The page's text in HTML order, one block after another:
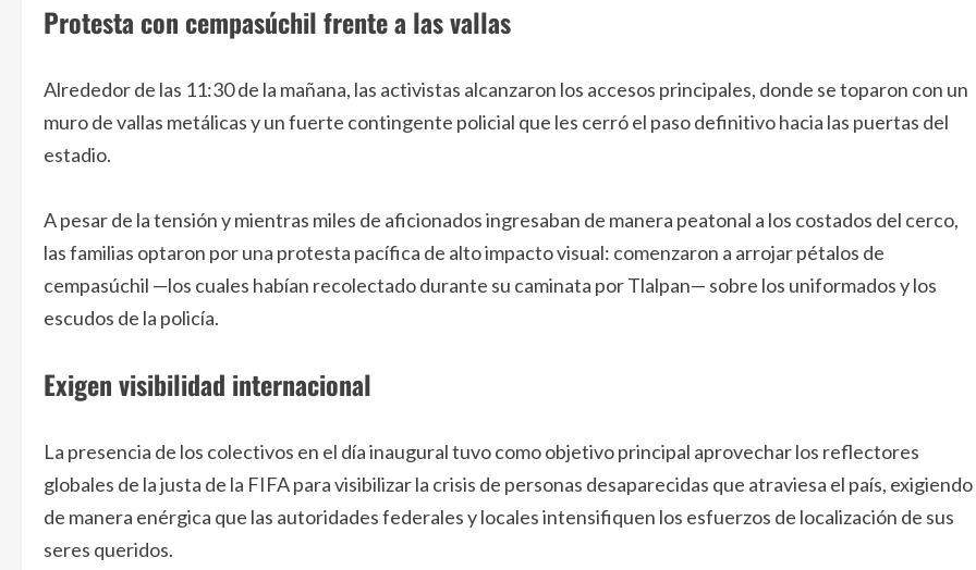
Protesta con cempasúchil frente a las vallas
Alrededor de las 11:30 de la mañana, las activistas alcanzaron los accesos principales, donde se toparon con un
muro de vallas metálicas y un fuerte contingente policial que les cerró el paso definitivo hacia las puertas del
estadio.
A pesar de la tensión y mientras miles de aficionados ingresaban de manera peatonal a los costados del cerco,
las familias optaron por una protesta pacífica de alto impacto visual: comenzaron a arrojar pétalos de
cempasúchil —los cuales habían recolectado durante su caminata por Tlalpan— sobre los uniformados y los
escudos de la policía.
Exigen visibilidad internacional
La presencia de los colectivos en el día inaugural tuvo como objetivo principal aprovechar los reflectores
globales de la justa de la FIFA para visibilizar la crisis de personas desaparecidas que atraviesa el país, exigiendo
de manera enérgica que las autoridades federales y locales intensifiquen los esfuerzos de localización de sus
seres queridos.